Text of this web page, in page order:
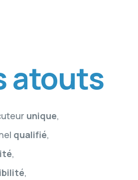
atouts
unique,
qualifié,
,
,